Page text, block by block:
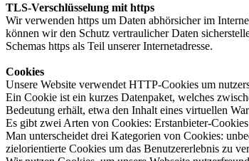
TLS-Verschlüsselung mit https
Wir verwenden https um Daten abhörsicher im
können wir den Schutz vertraulicher Daten
Schemas https als Teil unserer Internetadresse.
Cookies
Unsere Website verwendet HTTP-Cookies um
Ein Cookie ist ein kurzes Datenpaket, welches
Bedeutung erhält, etwa den Inhalt eines virtuellen
Es gibt zwei Arten von Cookies: Erstanbieter-
Man unterscheidet drei Kategorien von Cookies:
zielorientierte Cookies um das Benutzererlebnis zu